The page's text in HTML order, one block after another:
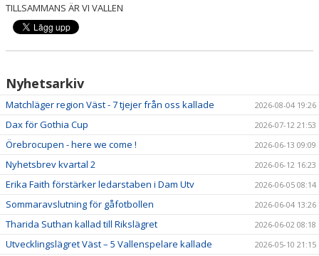
TILLSAMMANS ÄR VI VALLEN
Nyhetsarkiv
Matchläger region Väst - 7 tjejer från oss kallade 2026-08-04 19:26
Dax för Gothia Cup 2026-07-12 21:53
Örebrocupen - here we come ! 2026-06-13 09:09
Nyhetsbrev kvartal 2 2026-06-12 16:23
Erika Faith förstärker ledarstaben i Dam Utv 2026-06-05 08:14
Sommaravslutning för gåfotbollen 2026-06-04 13:26
Tharida Suthan kallad till Rikslägret 2026-06-02 08:18
Utvecklingslägret Väst – 5 Vallenspelare kallade 2026-05-10 21:15